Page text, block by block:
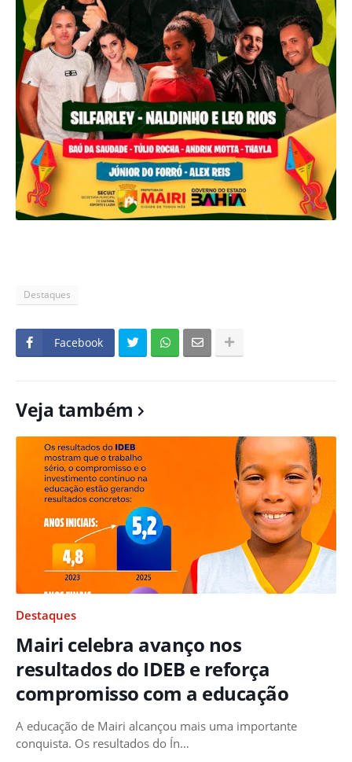
Destaques
Facebook
Veja também
Destaques
Mairi celebra avanço nos
resultados do IDEB e reforça
compromisso com a educação
A educação de Mairi alcançou mais uma importante
conquista. Os resultados do Ín…